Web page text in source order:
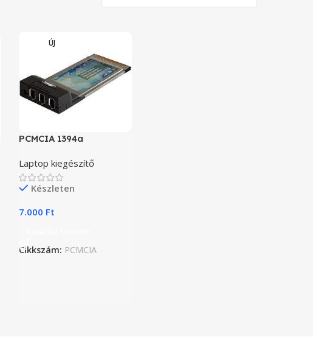
ÚJ
PCMCIA 1394a
Laptop kiegészítő
Készleten
7.000 Ft
Cikkszám: PCMCIA